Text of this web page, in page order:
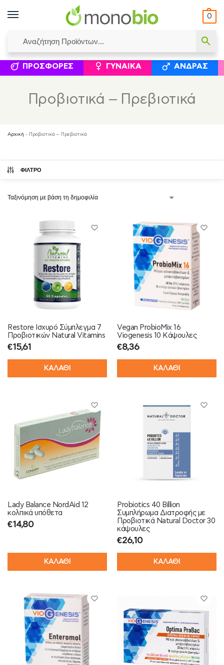
0
ΙΣΟΛΟΓΙΣΜΟΊ ΕΛΕΆΝΝΑ ΧΡΙΣΤΙΝΆΚΗ ΕΠΙΚΟΙΝΩΝΊΑ
ΣΥΜΠΛΗΡΏΜΑΤΑ ΔΙΑΤΡΟΦΉΣ ΦΥΣΙΚΆ
ΠΡΟΣΦΟΡΈΣ ΓΥΝΑΊΚΑ ΆΝΔΡΑΣ
Προβιοτικά – Πρεβιοτικά
Αρχική - Προβιοτικά – Πρεβιοτικά
ΦΙΛΤΡΟ
Restore Ισχυρό Σύμπλεγμα 7
Προβιοτικών Natural Vitamins
€15,61
ΚΑΛΑΘΙ
Vegan ProbioMix 16
Viogenesis 10 Κάψουλες
€8,36
ΚΑΛΑΘΙ
Lady Balance NordAid 12
κολπικά υπόθετα
€14,80
ΚΑΛΑΘΙ
Probiotics 40 Billion
Συμπλήρωμα Διατροφής με
Προβιοτικά Natural Doctor 30
κάψουλες
€26,10
ΚΑΛΑΘΙ